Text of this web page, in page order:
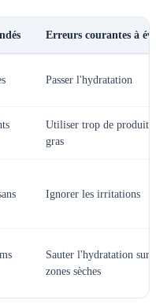
Erreurs courantes à
Passer l'hydratation
Utiliser trop de produits
gras
Ignorer les irritations
Sauter l'hydratation sur
zones sèches